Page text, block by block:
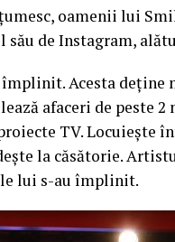
oamenii lui
său de Instagram,
împlinit. Acesta
afaceri de peste
TV. Locuieşte
la căsătorie.
lui s-au împlinit.